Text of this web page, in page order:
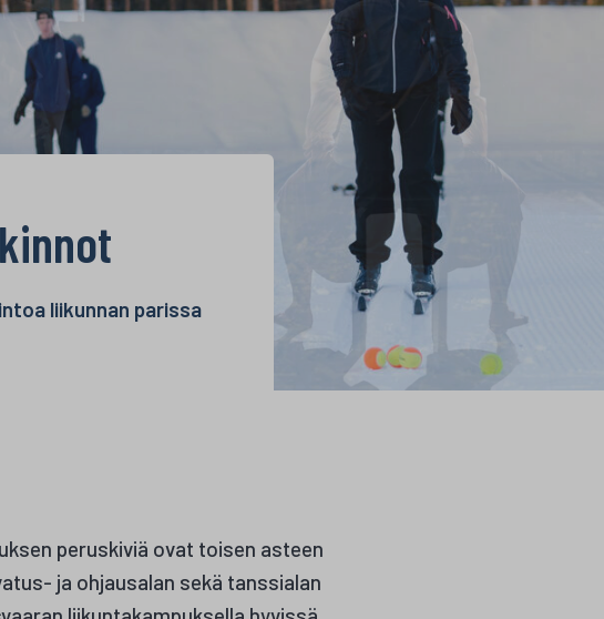
liikunnan parissa
peruskiviä ovat toisen asteen
ja ohjausalan sekä tanssialan